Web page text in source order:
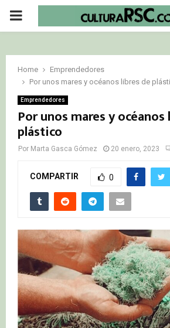
PRIMARY
Home
Emprendedores
Por unos mares y océanos libres de
Emprendedores
Por unos mares y
plástico
Por Marta Gasca Gómez 20 enero, 2023
COMPARTIR 0